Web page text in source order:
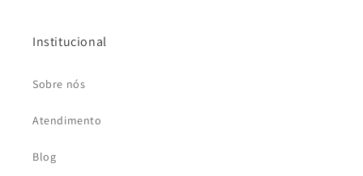
Institucional
Sobre nós
Atendimento
Blog